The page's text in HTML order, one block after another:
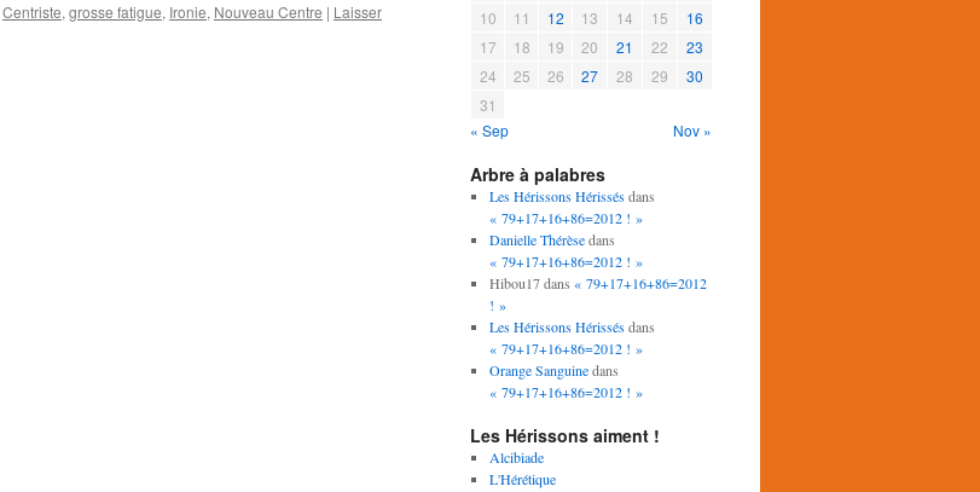
Centriste, grosse fatigue, Ironie, Nouveau Centre | Laisser
« Sep Nov »
10
11 12 13 14 15
16
17
18 19 20 21 22
23
24
25 26 27 28 29
30
31
Arbre à palabres
Les Hérissons Hérissésdans
« 79+17+16+86=2012 ! »
Danielle Thérèsedans
« 79+17+16+86=2012 ! »
Hibou17dans « 79+17+16+86=2012
! »
Les Hérissons Hérissésdans
« 79+17+16+86=2012 ! »
Orange Sanguinedans
« 79+17+16+86=2012 ! »
Les Hérissons aiment !
Alcibiade
L'Hérétique